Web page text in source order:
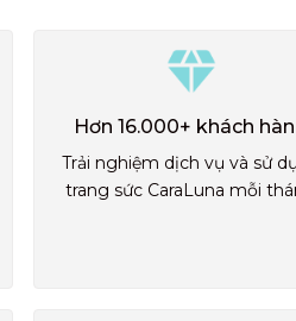
Hơn 16.000+ khách
Trải nghiệm dịch vụ và sử
trang sức CaraLuna mỗi